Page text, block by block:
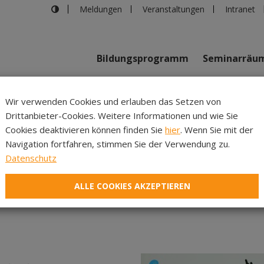
Meldungen Veranstaltungen Intranet
Bildungsprogramm
in Innsbruck Dialog statt Kollision – Jugendliche
– Jugendliche
Schreiben wirkt!
Wir verwenden Cookies und erlauben das Setzen von
Drittanbieter-Cookies. Weitere Informationen und wie Sie
Cookies deaktivieren können finden Sie hier. Wenn Sie mit der
Navigation fortfahren, stimmen Sie der Verwendung zu.
Datenschutz
ALLE COOKIES AKZEPTIEREN